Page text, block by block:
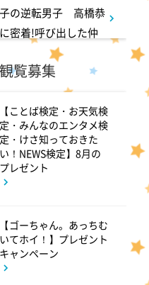
の逆転男子 高橋恭
密着!呼び出した仲
る人とは!?
だゾ】
覧募集
【ことば検定・お天気検
定・みんなのエンタメ検
定・けさ知っておきた
い！NEWS検定】8月の
プレゼント
【ゴーちゃん。あっちむ
いてホイ！】プレゼント
キャンペーン